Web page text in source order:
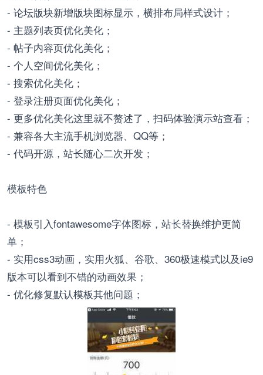
- 论坛版块新增版块图标显示，横排布局样式设计；
- 主题列表页优化美化；
- 帖子内容页优化美化；
- 个人空间优化美化；
- 搜索优化美化；
- 登录注册页面优化美化；
- 更多优化美化这里就不赘述了，扫码体验演示站查看；
- 兼容各大主流手机浏览器、QQ等；
- 代码开源，站长随心二次开发；
模板特色
- 模板引入fontawesome字体图标，站长替换维护更简
单；
- 实用css3动画，实用火狐、谷歌、360极速模式以及ie9
版本可以看到不错的动画效果；
- 优化修复默认模板其他问题；